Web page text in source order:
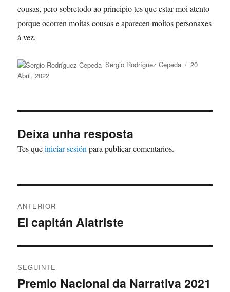
cousas, pero sobretodo ao principio tes que estar moi atento
porque ocorren moitas cousas e aparecen moitos personaxes
á vez.
Autor
Sergio Rodríguez Cepeda
Publicado
20
Abril, 2022
Deixa unha resposta
Tes queiniciar sesión para publicar comentarios.
de
ANTERIOR
Artigo
El capitán Alatriste
SEGUINTE
Artigo
Premio Nacional da Narrativa 2021